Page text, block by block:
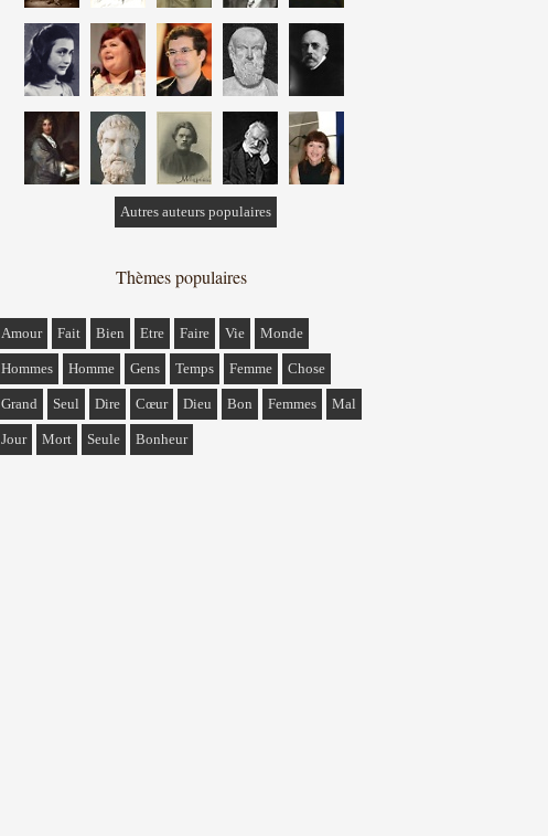
Autres auteurs populaires
Thèmes populaires
Amour Fait Bien Etre Faire Vie Monde
Hommes Homme Gens Temps Femme Chose
Grand Seul Dire Cœur Dieu Bon Femmes Mal
Jour Mort Seule Bonheur